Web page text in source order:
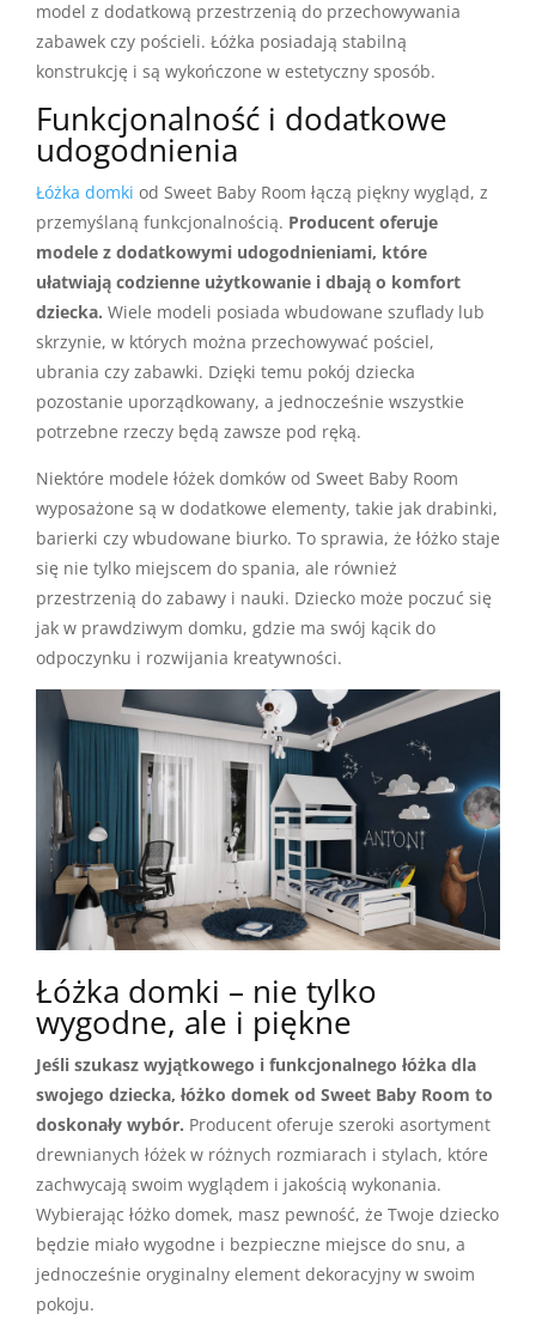
model z dodatkową przestrzenią do przechowywania
zabawek czy pościeli. Łóżka posiadają stabilną
konstrukcję i są wykończone w estetyczny sposób.
Funkcjonalność i dodatkowe
udogodnienia
Łóżka domki od Sweet Baby Room łączą piękny wygląd, z
przemyślaną funkcjonalnością. Producent oferuje
modele z dodatkowymi udogodnieniami, które
ułatwiają codzienne użytkowanie i dbają o komfort
dziecka. Wiele modeli posiada wbudowane szuflady lub
skrzynie, w których można przechowywać pościel,
ubrania czy zabawki. Dzięki temu pokój dziecka
pozostanie uporządkowany, a jednocześnie wszystkie
potrzebne rzeczy będą zawsze pod ręką.
Niektóre modele łóżek domków od Sweet Baby Room
wyposażone są w dodatkowe elementy, takie jak drabinki,
barierki czy wbudowane biurko. To sprawia, że łóżko staje
się nie tylko miejscem do spania, ale również
przestrzenią do zabawy i nauki. Dziecko może poczuć się
jak w prawdziwym domku, gdzie ma swój kącik do
odpoczynku i rozwijania kreatywności.
Łóżka domki – nie tylko
wygodne, ale i piękne
Jeśli szukasz wyjątkowego i funkcjonalnego łóżka dla
swojego dziecka, łóżko domek od Sweet Baby Room to
doskonały wybór. Producent oferuje szeroki asortyment
drewnianych łóżek w różnych rozmiarach i stylach, które
zachwycają swoim wyglądem i jakością wykonania.
Wybierając łóżko domek, masz pewność, że Twoje dziecko
będzie miało wygodne i bezpieczne miejsce do snu, a
jednocześnie oryginalny element dekoracyjny w swoim
pokoju.